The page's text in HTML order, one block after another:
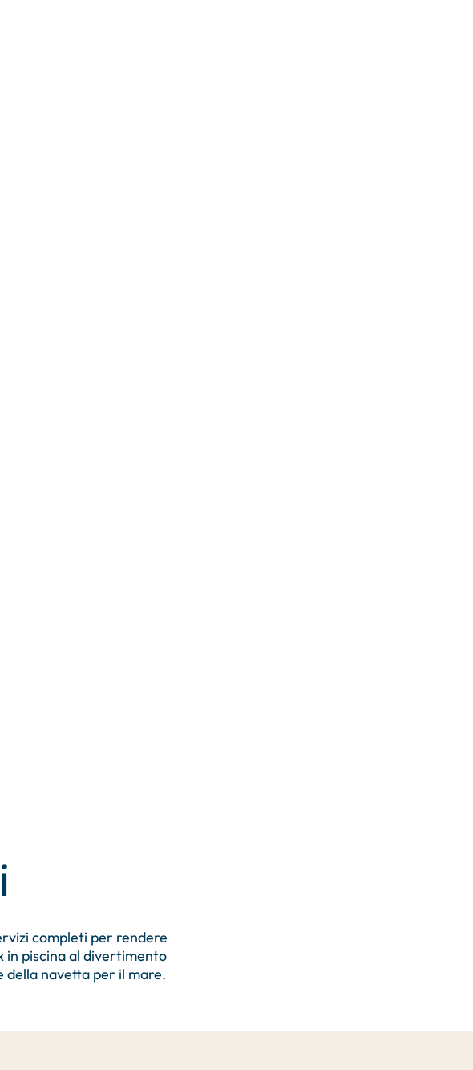
completi per rendere
in piscina al divertimento
della navetta per il mare.